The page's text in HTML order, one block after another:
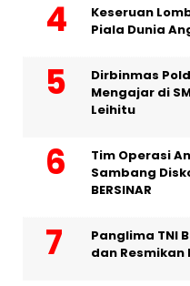
Keseruan
Piala Dunia
Dirbinmas
Mengajar di
Leihitu
Tim Operasi
Sambang
BERSINAR
Panglima TNI
dan Resmikan